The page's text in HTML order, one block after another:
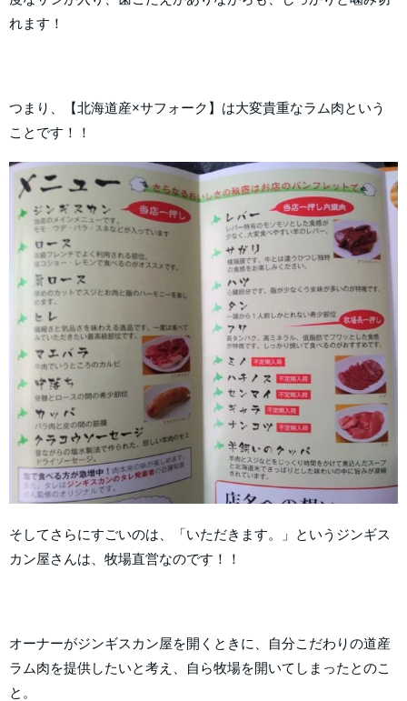
れます！
つまり、【北海道産×サフォーク】は大変貴重なラム肉という
ことです！！
そしてさらにすごいのは、「いただきます。」というジンギス
カン屋さんは、牧場直営なのです！！
オーナーがジンギスカン屋を開くときに、自分こだわりの道産
ラム肉を提供したいと考え、自ら牧場を開いてしまったとのこ
と。